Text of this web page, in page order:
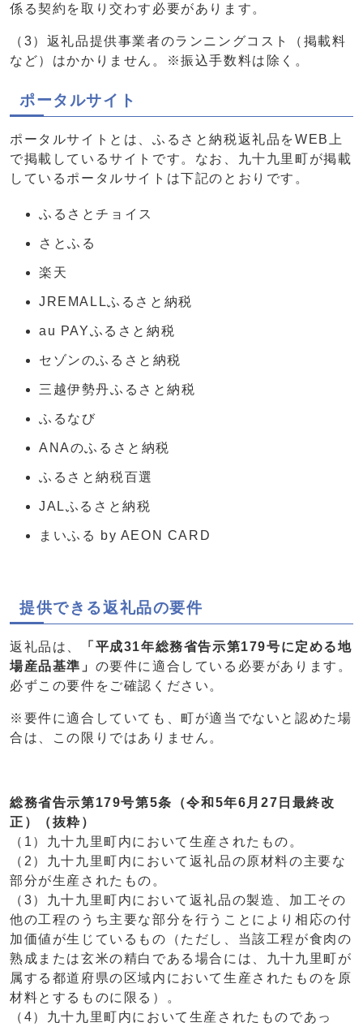
係る契約を取り交わす必要があります。
（3）返礼品提供事業者のランニングコスト（掲載料
など）はかかりません。※振込手数料は除く。
ポータルサイト
ポータルサイトとは、ふるさと納税返礼品をWEB上
で掲載しているサイトです。なお、九十九里町が掲載
しているポータルサイトは下記のとおりです。
ふるさとチョイス
さとふる
楽天
JREMALLふるさと納税
au PAYふるさと納税
セゾンのふるさと納税
三越伊勢丹ふるさと納税
ふるなび
ANAのふるさと納税
ふるさと納税百選
JALふるさと納税
まいふる by AEON CARD
提供できる返礼品の要件
返礼品は、
「平成31年総務省告示第179号に定める地
場産品基準」 の要件に適合している必要があります。
必ずこの要件をご確認ください。
※要件に適合していても、町が適当でないと認めた場
合は、この限りではありません。
総務省告示第179号第5条（令和5年6月27日最終改
正）（抜粋）
（1）九十九里町内において生産されたもの。
（2）九十九里町内において返礼品の原材料の主要な
部分が生産されたもの。
（3）九十九里町内において返礼品の製造、加工その
他の工程のうち主要な部分を行うことにより相応の付
加価値が生じているもの（ただし、当該工程が食肉の
熟成または玄米の精白である場合には、九十九里町が
属する都道府県の区域内において生産されたものを原
材料とするものに限る）。
（4）九十九里町内において生産されたものであっ